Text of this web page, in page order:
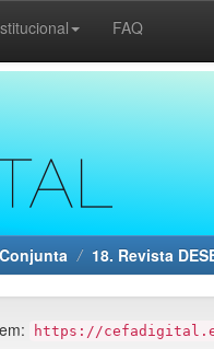
FAQ
18. Revista
https://